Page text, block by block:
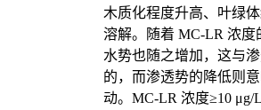
木质化程度升高、叶绿
溶解。随着 MC-LR 浓度
水势也随之增加，这与
的，而渗透势的降低则
动。MC-LR 浓度≥10 μg/